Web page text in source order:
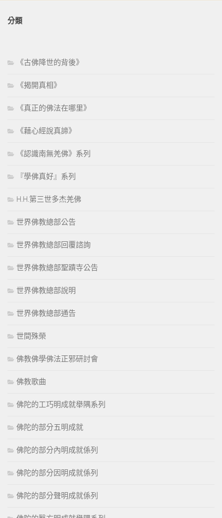
分類
《古佛降世的背後》
《揭開真相》
《真正的佛法在哪里》
《藉心經說真諦》
《認識南無羌佛》系列
『學佛真好』系列
H.H.第三世多杰羌佛
世界佛教總部公告
世界佛教總部回覆諮詢
世界佛教總部聖蹟寺公告
世界佛教總部說明
世界佛教總部通告
世間殊榮
佛教佛學佛法正邪研討會
佛教歌曲
佛陀的工巧明成就舉隅系列
佛陀的部分五明成就
佛陀的部分內明成就係列
佛陀的部分因明成就係列
佛陀的部分聲明成就係列